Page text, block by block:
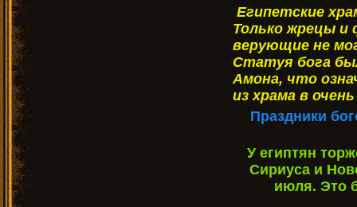
Египетские
Только жрецы и
верующие не
Статуя бога
Амона, что
из храма в
Праздники
У египтян
Сириуса и
июля. Это